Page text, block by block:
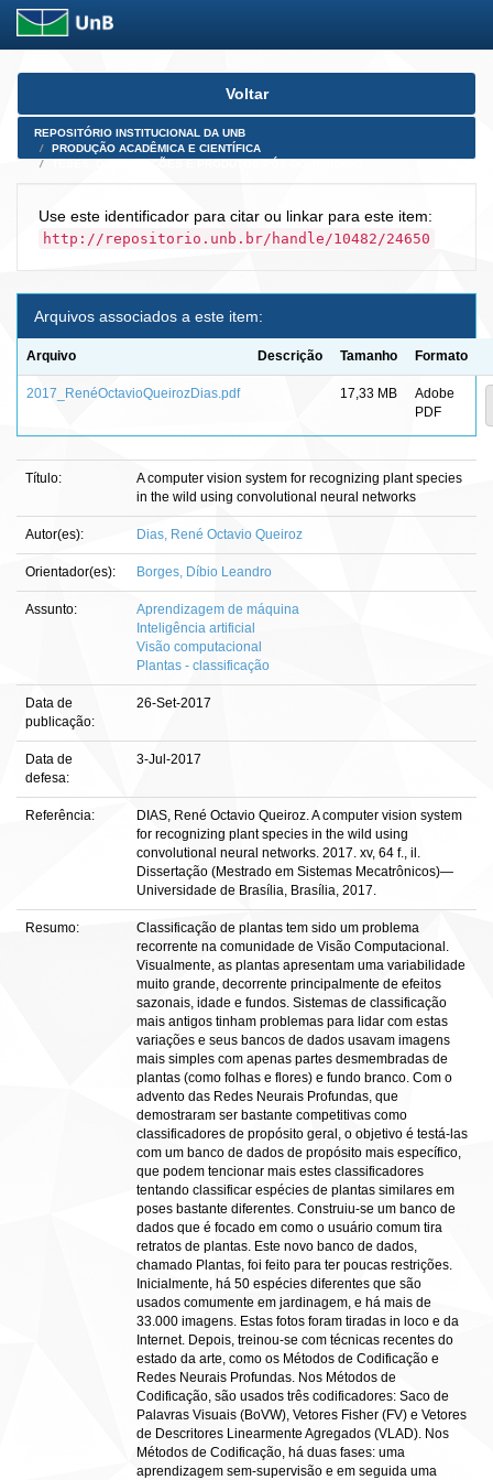
Skip
Voltar
REPOSITÓRIO INSTITUCIONAL DA UNB
PRODUÇÃO ACADÊMICA E CIENTÍFICA
Use este identificador para citar ou linkar para este item:
http://repositorio.unb.br/handle/10482/24650
Arquivos associados a este item:
Arquivo Descrição Tamanho Formato
2017_RenéOctavioQueirozDias.pdf 17,33 MB
Adobe
PDF
Título:
A computer vision system for recognizing plant species
in the wild using convolutional neural networks
Autor(es): Dias, René Octavio Queiroz
Orientador(es): Borges, Díbio Leandro
Assunto:
Aprendizagem de máquina
Inteligência artificial
Visão computacional
Plantas - classificação
Data de
publicação:
26-Set-2017
Data de
defesa:
3-Jul-2017
Referência:
DIAS, René Octavio Queiroz. A computer vision system
for recognizing plant species in the wild using
convolutional neural networks. 2017. xv, 64 f., il.
Dissertação (Mestrado em Sistemas Mecatrônicos)—
Universidade de Brasília, Brasília, 2017.
Resumo:
Classificação de plantas tem sido um problema
recorrente na comunidade de Visão Computacional.
Visualmente, as plantas apresentam uma variabilidade
muito grande, decorrente principalmente de efeitos
sazonais, idade e fundos. Sistemas de classificação
mais antigos tinham problemas para lidar com estas
variações e seus bancos de dados usavam imagens
mais simples com apenas partes desmembradas de
plantas (como folhas e flores) e fundo branco. Com o
advento das Redes Neurais Profundas, que
demostraram ser bastante competitivas como
classificadores de propósito geral, o objetivo é testá-las
com um banco de dados de propósito mais específico,
que podem tencionar mais estes classificadores
tentando classificar espécies de plantas similares em
poses bastante diferentes. Construiu-se um banco de
dados que é focado em como o usuário comum tira
retratos de plantas. Este novo banco de dados,
chamado Plantas, foi feito para ter poucas restrições.
Inicialmente, há 50 espécies diferentes que são
usados comumente em jardinagem, e há mais de
33.000 imagens. Estas fotos foram tiradas in loco e da
Internet. Depois, treinou-se com técnicas recentes do
estado da arte, como os Métodos de Codificação e
Redes Neurais Profundas. Nos Métodos de
Codificação, são usados três codificadores: Saco de
Palavras Visuais (BoVW), Vetores Fisher (FV) e Vetores
de Descritores Linearmente Agregados (VLAD). Nos
Métodos de Codificação, há duas fases: uma
aprendizagem sem-supervisão e em seguida uma